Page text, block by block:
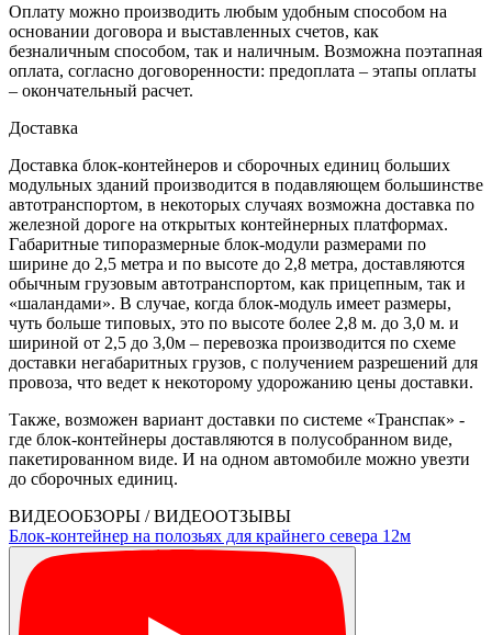
Оплату можно производить любым удобным способом на
основании договора и выставленных счетов, как
безналичным способом, так и наличным. Возможна поэтапная
оплата, согласно договоренности: предоплата – этапы оплаты
– окончательный расчет.
Доставка
Доставка блок-контейнеров и сборочных единиц больших
модульных зданий производится в подавляющем большинстве
автотранспортом, в некоторых случаях возможна доставка по
железной дороге на открытых контейнерных платформах.
Габаритные типоразмерные блок-модули размерами по
ширине до 2,5 метра и по высоте до 2,8 метра, доставляются
обычным грузовым автотранспортом, как прицепным, так и
«шаландами». В случае, когда блок-модуль имеет размеры,
чуть больше типовых, это по высоте более 2,8 м. до 3,0 м. и
шириной от 2,5 до 3,0м – перевозка производится по схеме
доставки негабаритных грузов, с получением разрешений для
провоза, что ведет к некоторому удорожанию цены доставки.
Также, возможен вариант доставки по системе «Транспак» -
где блок-контейнеры доставляются в полусобранном виде,
пакетированном виде. И на одном автомобиле можно увезти
до сборочных единиц.
ВИДЕООБЗОРЫ / ВИДЕООТЗЫВЫ
Блок-контейнер на полозьях для крайнего севера 12м